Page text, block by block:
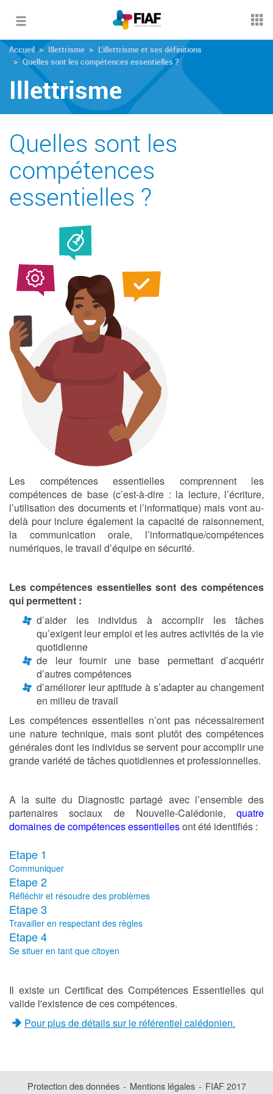
Toggle
Accueil Illettrisme
L’illettrisme et ses définitions
Quelles sont les compétences essentielles ?
Illettrisme
Quelles sont les
compétences
essentielles ?
Les compétences essentielles comprennent les
compétences de base (c’est-à-dire : la lecture, l’écriture,
l’utilisation des documents et l’informatique) mais vont au-
delà pour inclure également la capacité de raisonnement,
la communication orale, l’informatique/compétences
numériques, le travail d’équipe en sécurité.
Les compétences essentielles sont des compétences
qui permettent :
d’aider les individus à accomplir les tâches
qu’exigent leur emploi et les autres activités de la vie
quotidienne
de leur fournir une base permettant d’acquérir
d’autres compétences
d’améliorer leur aptitude à s’adapter au changement
en milieu de travail
Les compétences essentielles n’ont pas nécessairement
une nature technique, mais sont plutôt des compétences
générales dont les individus se servent pour accomplir une
grande variété de tâches quotidiennes et professionnelles.
A la suite du Diagnostic partagé avec l’ensemble des
partenaires sociaux de Nouvelle-Calédonie, quatre
domaines de compétences essentiellesont été identifiés :
Communiquer
Réfléchir et résoudre des problèmes
Travailler en respectant des règles
Se situer en tant que citoyen
Il existe un Certificat des Compétences Essentielles qui
valide l'existence de ces compétences.
Pour plus de détails sur le référentiel calédonien.
Protection des données - Mentions légales - FIAF 2017